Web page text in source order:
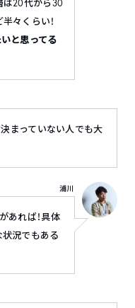
は20代から30
々くらい！
と思ってる
まっていない人でも大
あれば！具体
況でもある
浦川